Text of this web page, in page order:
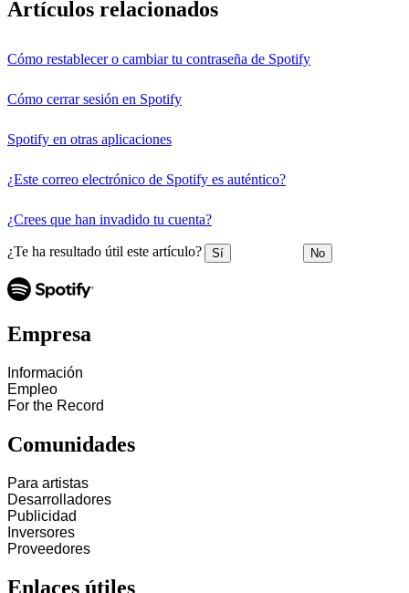
Artículos relacionados
Cómo restablecer o cambiar tu contraseña de Spotify
Cómo cerrar sesión en Spotify
Spotify en otras aplicaciones
¿Este correo electrónico de Spotify es auténtico?
¿Crees que han invadido tu cuenta?
¿Te ha resultado útil este artículo? Sí No
Empresa
Información
Empleo
For the Record
Comunidades
Para artistas
Desarrolladores
Publicidad
Inversores
Proveedores
Enlaces útiles